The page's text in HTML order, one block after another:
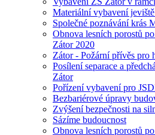
Materiální vybavení
Společné poznávání krás
Obnova lesních porostů
Zátor 2020
Zátor - Požární přívěs pro
Posílení separace a
Zátor
Pořízení vybavení pro
Bezbariérové úpravy
Zvýšení bezpečnosti na
Sázíme budoucnost
Obnova lesních porostů